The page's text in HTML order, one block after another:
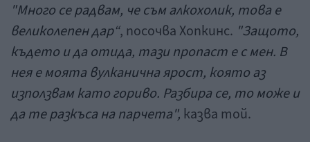
"Много се радвам, че съм алкохолик, това е
великолепен дар“, посочва Хопкинс. "Защото,
където и да отида, тази пропаст е с мен. В
нея е моята вулканична ярост, която аз
използвам като гориво. Разбира се, то може и
да те разкъса на парчета", казва той.